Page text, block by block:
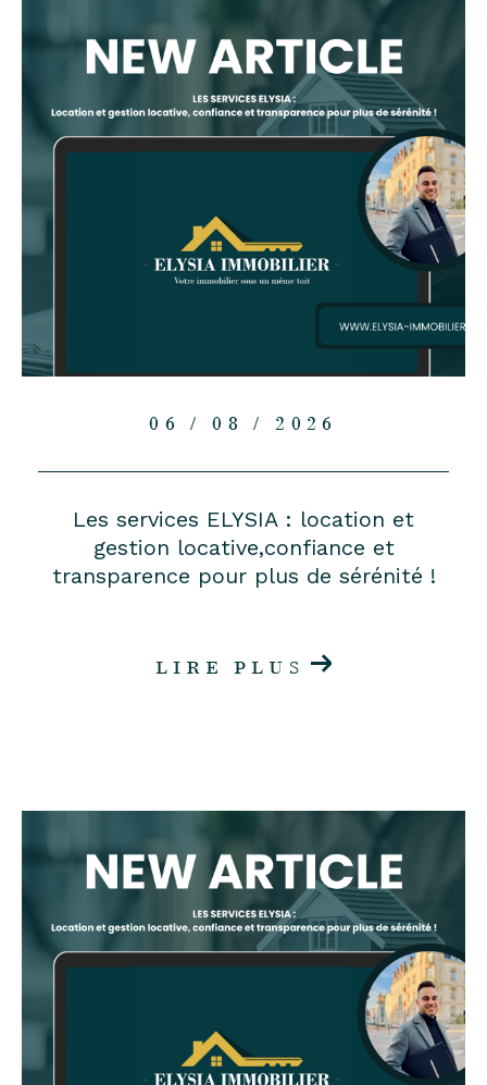
06 / 08 / 2026
Les services ELYSIA : location et
gestion locative,confiance et
transparence pour plus de sérénité !
LIRE PLUS